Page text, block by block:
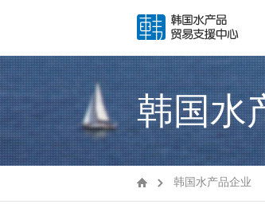
韩国水
韩国水产品企业